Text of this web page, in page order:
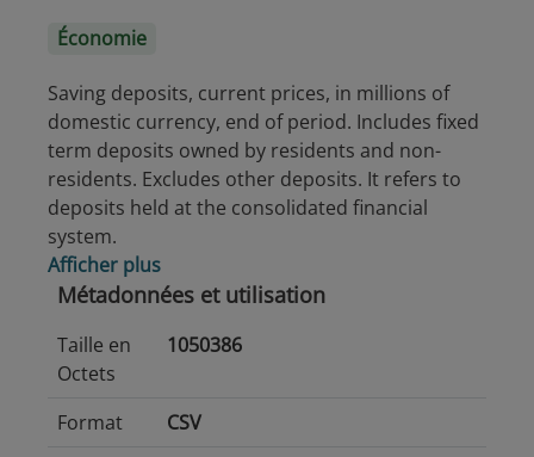
Économie
Saving deposits, current prices, in millions of
domestic currency, end of period. Includes fixed
term deposits owned by residents and non-
residents. Excludes other deposits. It refers to
deposits held at the consolidated financial
system.
Afficher plus
Métadonnées et utilisation
Taille en
Octets
1050386
Format
CSV